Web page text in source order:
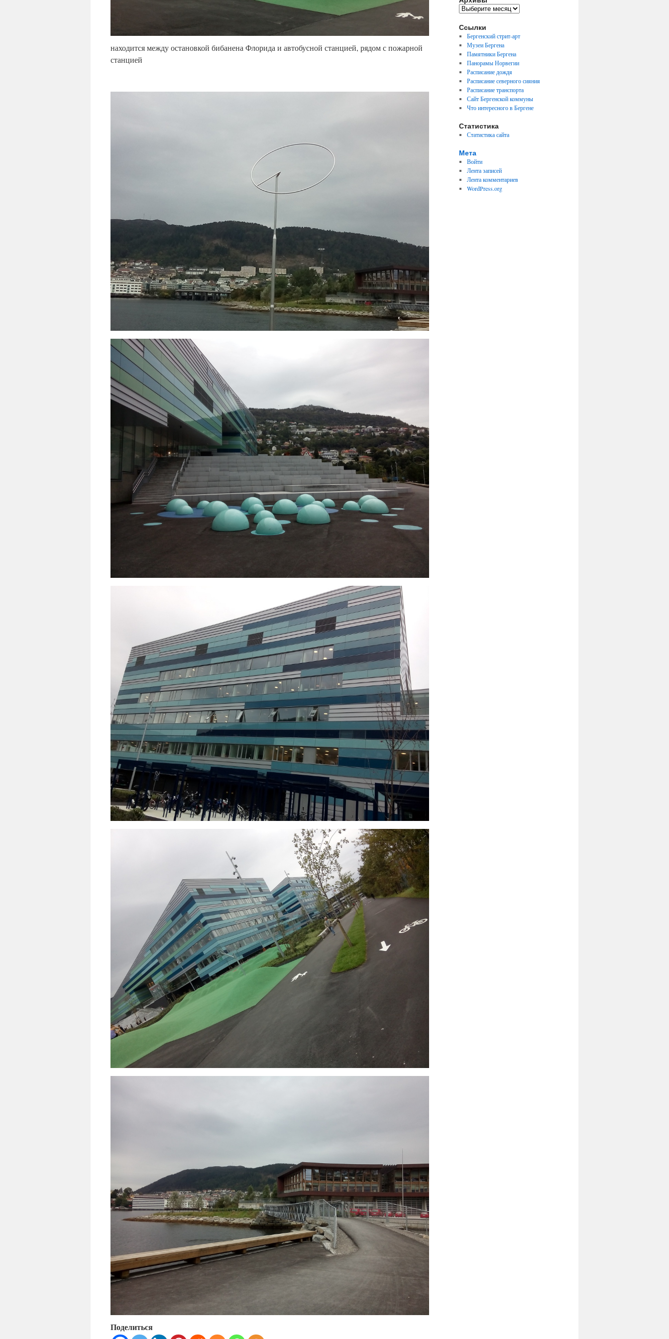
находится между остановкой бибанена Флорида и автобусной станцией, рядом с пожарной
станцией
Поделиться
Архивы
Ссылки
Бергенский стрит-арт
Музеи Бергена
Памятники Бергена
Панорамы Норвегии
Расписание дождя
Расписание северного сияния
Расписание транспорта
Сайт Бергенской коммуны
Что интересного в Бергене
Статистика
Статистика сайта
Мета
Войти
Лента записей
Лента комментариев
WordPress.org